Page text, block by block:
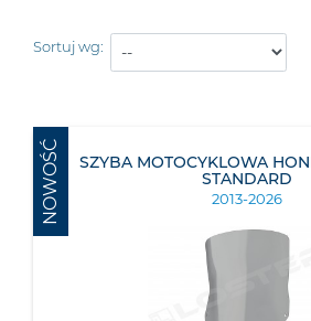
Sortuj wg:
SZYBA MOTOCYKLOWA
STANDARD
2013-2026
NOWOŚĆ